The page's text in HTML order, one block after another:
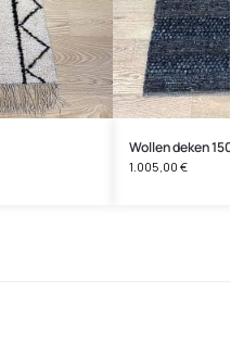
Wollen deken
1.005,00 €